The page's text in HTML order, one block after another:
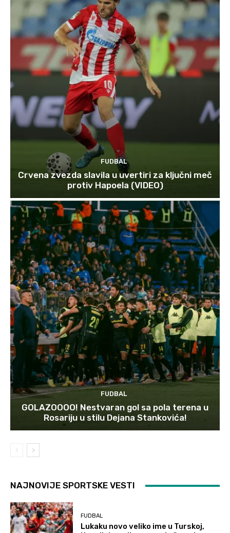
FUDBAL
Crvena zvezda slavila u uvertiri za ključni meč
protiv Hapoela (VIDEO)
FUDBAL
GOLAZOOOO! Nestvaran gol sa pola terena u
Rosariju u stilu Dejana Stankovića!
NAJNOVIJE SPORTSKE VESTI
FUDBAL
Lukaku novo veliko ime u Turskoj,